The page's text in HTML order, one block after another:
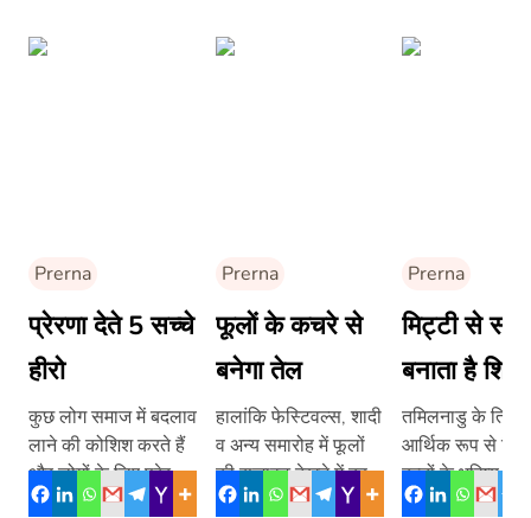
Prerna
प्रेरणा देते 5 सच्चे
हीरो
कुछ लोग समाज में बदलाव
लाने की कोशिश करते हैं
और लोगों के लिए प्रेरणा
बन जाते हैं। कुछ ऐसे […]
Prerna
फूलों के कचरे से
बनेगा तेल
हालांकि फेस्टिवल्स, शादी
व अन्य समारोह में फूलों
की सजावट देखने में बहुत
अच्छी लगती है, लेकिन
Prerna
मिट्टी से
बनाता है
तमिलनाडु के
आर्थिक रूप से
बच्चों के भविष्य को
सुधारने के लिये रिटायर्ड